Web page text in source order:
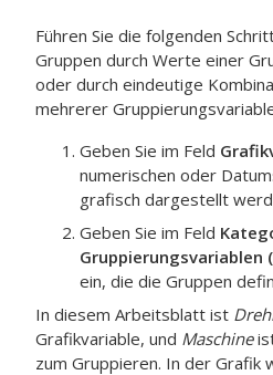
Führen Sie die folgenden
Gruppen durch Werte einer
oder durch eindeutige
mehrerer
Geben Sie im Feld
numerischen oder
grafisch dargestellt
Geben Sie im Feld
Gruppierungsvariablen
ein, die die Gruppen
In diesem Arbeitsblatt ist
Grafikvariable, und Maschine
zum Gruppieren. In der Grafik